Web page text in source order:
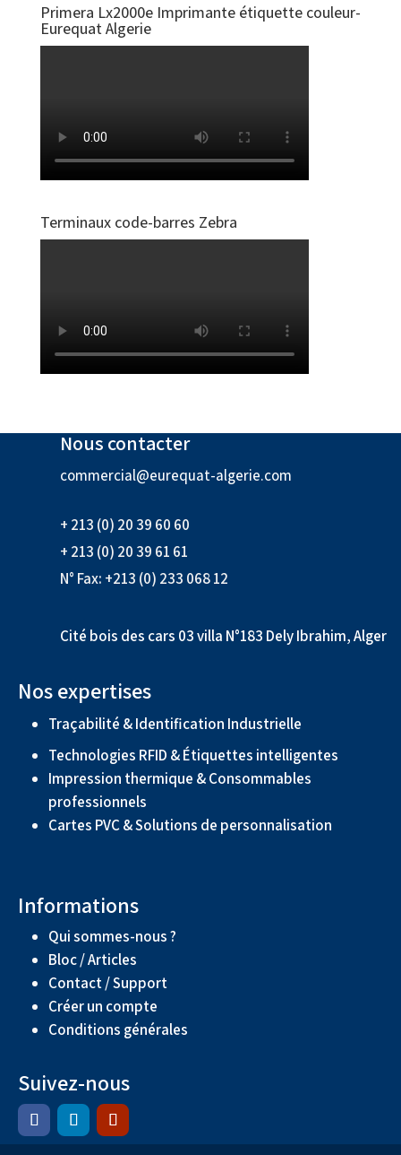
Primera Lx2000e Imprimante étiquette couleur-
Eurequat Algerie
Terminaux code-barres Zebra
Nous contacter
commercial@eurequat-algerie.com
+ 213 (0) 20 39 60 60
+ 213 (0) 20 39 61 61
N° Fax: +213 (0) 233 068 12
Cité bois des cars 03 villa N°183 Dely Ibrahim, Alger
Nos expertises
Traçabilité & Identification Industrielle
Technologies RFID & Étiquettes intelligentes
Impression thermique & Consommables
professionnels
Cartes PVC & Solutions de personnalisation
Informations
Qui sommes-nous ?
Bloc / Articles
Contact / Support
Créer un compte
Conditions générales
Suivez-nous